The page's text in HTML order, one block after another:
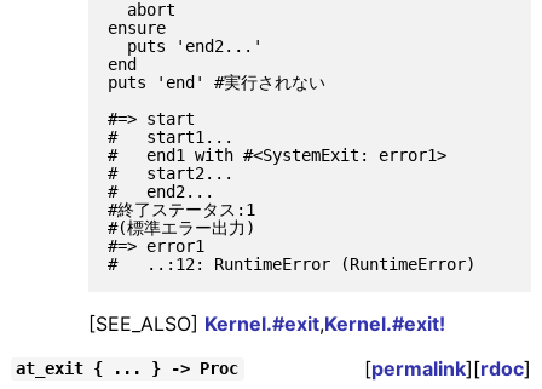
  abort
ensure
  puts 'end2...'
end
puts 'end' #実行されない
#=> start
#   start1...
#   end1 with #<SystemExit: error1>
#   start2...
#   end2...
#終了ステータス:1
#(標準エラー出力)
#=> error1
[SEE_ALSO] Kernel.#exit,Kernel.#exit!
at_exit { ... } -> Proc [permalink][rdoc]